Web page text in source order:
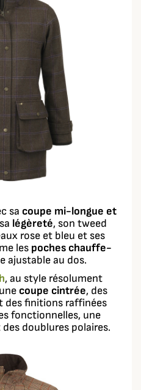
sa coupe mi-longue et
légèreté, son tweed
rose et bleu et ses
lespoches chauffe-
ajustable au dos.
, au style résolument
coupe cintrée, des
des finitions raffinées
fonctionnelles, une
doublures polaires.